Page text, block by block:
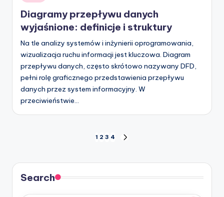
in
Diagramy przepływu danych
wyjaśnione: definicje i struktury
Na tle analizy systemów i inżynierii oprogramowania,
wizualizacja ruchu informacji jest kluczowa. Diagram
przepływu danych, często skrótowo nazywany DFD,
pełni rolę graficznego przedstawienia przepływu
danych przez system informacyjny. W
przeciwieństwie…
Stronicowanie
wpisów
1 2 3 4
Search